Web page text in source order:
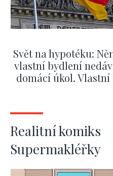
Svět na hypotéku:
vlastní bydlení
domácí úkol. Vlastní
Realitní komiks
Supermakléřky